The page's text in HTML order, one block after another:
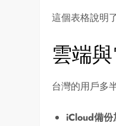
這個表格說明
雲端
台灣的用戶多
iCloud備份